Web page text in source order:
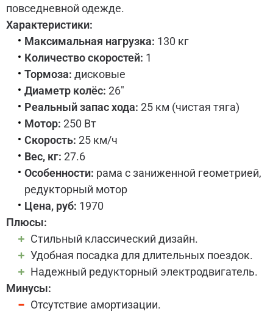
повседневной одежде.
Характеристики:
Максимальная нагрузка: 130 кг
Количество скоростей: 1
Тормоза: дисковые
Диаметр колёс: 26"
Реальный запас хода: 25 км (чистая тяга)
Мотор: 250 Вт
Скорость: 25 км/ч
Вес, кг: 27.6
Особенности: рама с заниженной геометрией,
редукторный мотор
Цена, руб: 1970
Плюсы:
Стильный классический дизайн.
Удобная посадка для длительных поездок.
Надежный редукторный электродвигатель.
Минусы:
Отсутствие амортизации.